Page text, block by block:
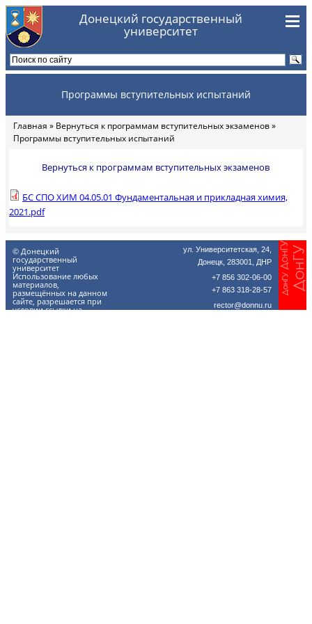
Перейти к основному содержаниюДонецкий государственный
университет
Программы вступительных испытаний
Вы здесь
Главная » Вернуться к программам вступительных экзаменов»
Программы вступительных испытаний
Вернуться к программам вступительных экзаменов
БС СПО ХИМ 04.05.01 Фундаментальная и прикладная химия,
2021.pdf
ул. Университетская, 24,
Донецк, 283001, ДНР
+7 856 302-06-00
+7 863 318-28-57
rector@donnu.ru
© Донецкий
государственный
университет
Использование любых
материалов,
размещённых на данном
сайте, разрешается при
условии ссылки на